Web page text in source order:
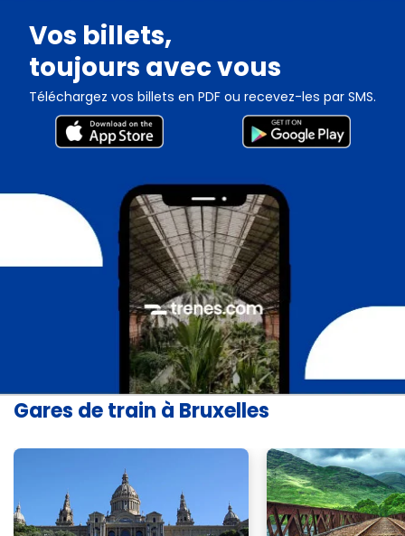
Vos billets,
toujours avec vous
Téléchargez vos billets en PDF ou recevez-les par SMS.
Gares de train à Bruxelles